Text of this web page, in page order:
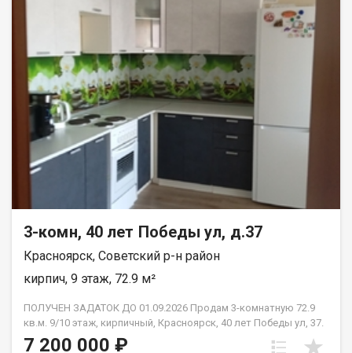
3-комн, 40 лет Победы ул, д.37
Красноярск, Советский р-н район
кирпич, 9 этаж, 72.9 м²
ПОЛУЧЕН ЗАДАТОК ДО 01.09.2026 Продам 3-комнатную 72.9
кв.м. 9/10 этаж, кирпичный, Красноярск, 40 лет Победы ул, 37.
Дом 2018 года постройки. Отделка от застройщика. Комнаты
7 200 000 ₽